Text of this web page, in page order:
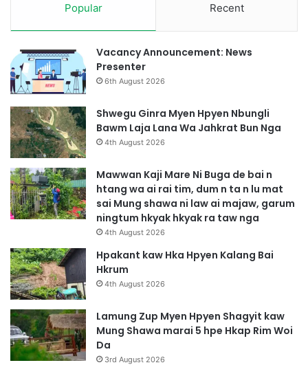
M
r
a
M
a
s
h
a
N
i
N
R
h
a
r
a
w
n
g
Popular Recent
Vacancy Announcement: News
Presenter
6th August 2026
Shwegu Ginra Myen Hpyen Nbungli
Bawm Laja Lana Wa Jahkrat Bun Nga
4th August 2026
Mawwan Kaji Mare Ni Buga de bai n
htang wa ai rai tim, dum n ta n lu mat
sai Mung shawa ni law ai majaw, garum
ningtum hkyak hkyak ra taw nga
4th August 2026
Hpakant kaw Hka Hpyen Kalang Bai
Hkrum
4th August 2026
Lamung Zup Myen Hpyen Shagyit kaw
Mung Shawa marai 5 hpe Hkap Rim Woi
Da
3rd August 2026